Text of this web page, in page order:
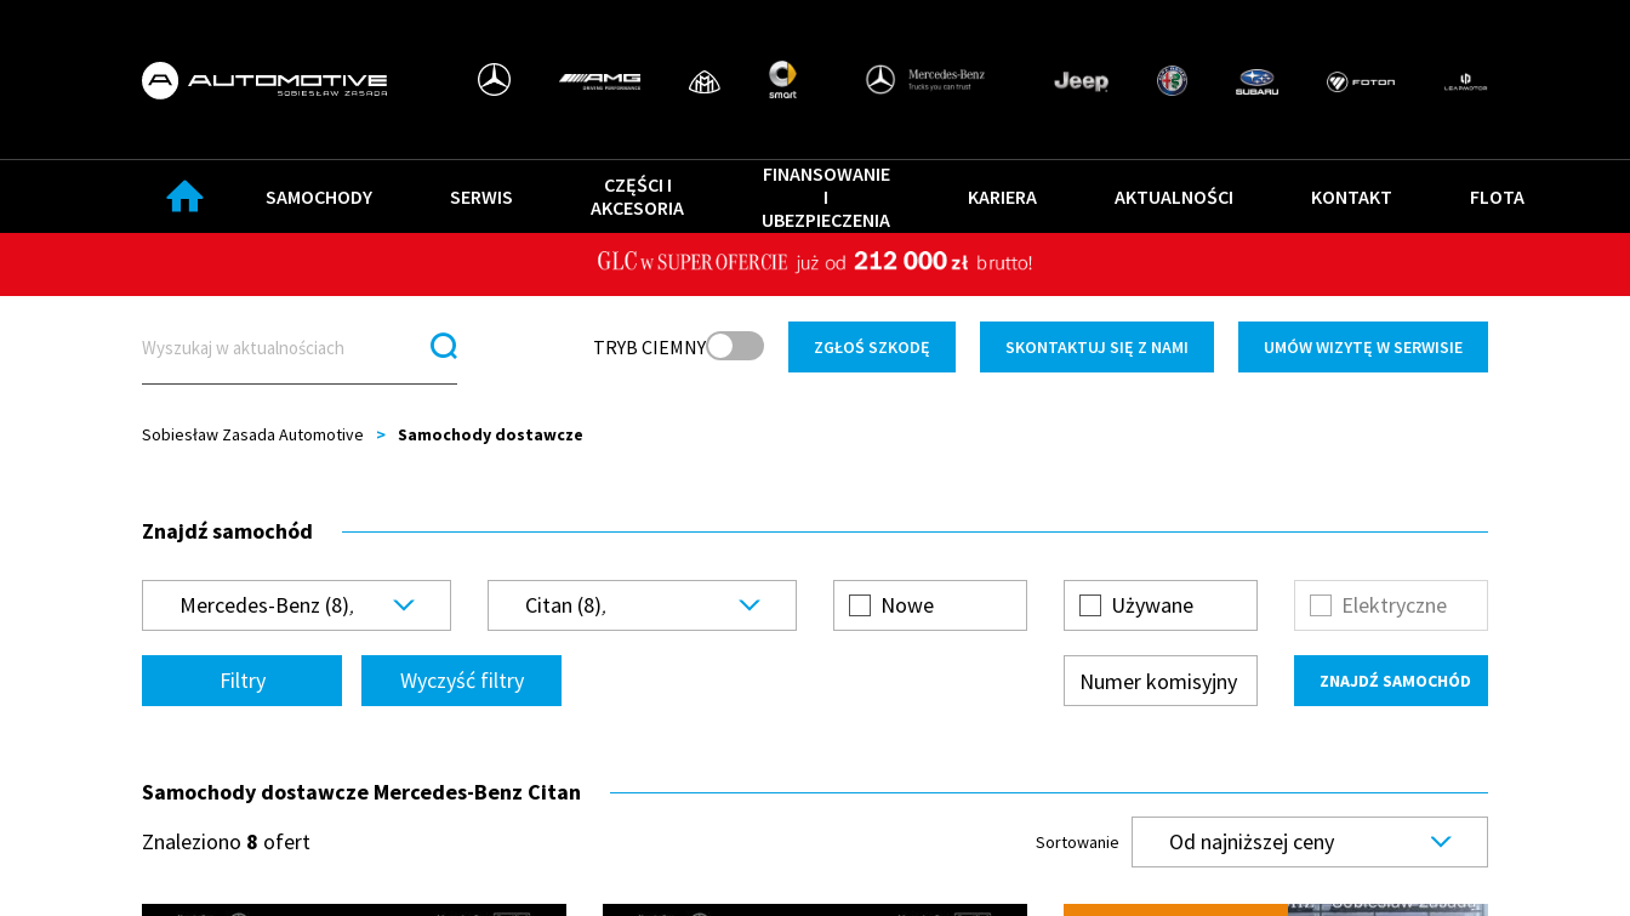
SAMOCHODY SERWIS
CZĘŚCI I
AKCESORIA
FINANSOWANIE
I
UBEZPIECZENIA
KARIERA AKTUALNOŚCI KONTAKT FLOTA
TRYB CIEMNY ZGŁOŚ SZKODĘ SKONTAKTUJ SIĘ Z NAMI UMÓW WIZYTĘ W SERWISIE
Sobiesław Zasada Automotive > Samochody dostawcze
Znajdź samochód
Mercedes-Benz (8) Citan (8) Nowe Używane Elektryczne
Filtry Wyczyść filtry
Samochody dostawcze Mercedes-Benz Citan
Znaleziono 8 ofert Sortowanie Od najniższej ceny